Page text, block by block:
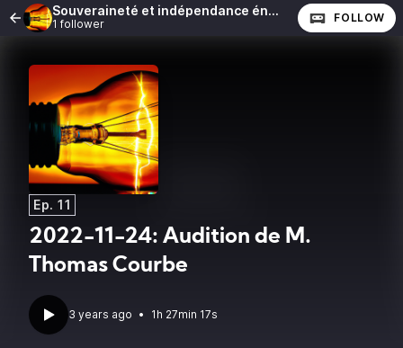
Souveraineté et indépendance énergétique de la France
1 follower FOLLOW
Ep. 11
2022-11-24: Audition de M.
Thomas Courbe
• 1h 27min 17s